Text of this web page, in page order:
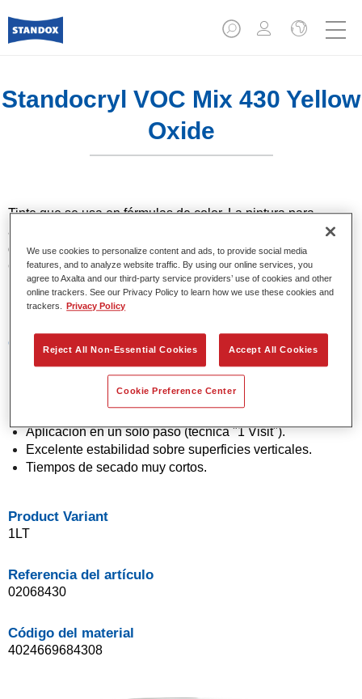
Standocryl VOC Mix 430 Yellow
Oxide
Tinte que se usa en fórmulas de color. La pintura para
automóvil Standocryl es un acabado 2K VOC de base
disolvente, de alta calidad para todos los colores sólidos.
Ofrece muy alta cubrición y precisión del color gracias a la
más avanzada tecnología de pigmentos. Destaca también
por su excelente brillo.
Características del producto
Excelentes propiedades de pulido.
Aplicación en un solo paso (técnica "1 Visit").
Excelente estabilidad sobre superficies verticales.
Tiempos de secado muy cortos.
Product Variant
1LT
Referencia del artículo
02068430
Código del material
4024669684308
We use cookies to personalize content and ads, to provide social media
features, and to analyze website traffic. By using our online services, you
agree to Axalta and our third-party service providers’ use of cookies and other
online trackers. See our Privacy Policy to learn how we use these cookies and
trackers.
Privacy Policy
Reject All Non-Essential Cookies Accept All Cookies
Cookie Preference Center